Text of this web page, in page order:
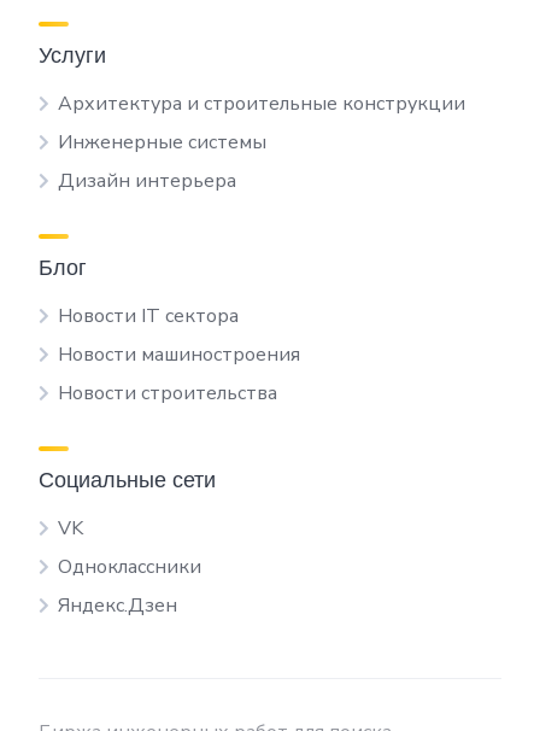
Услуги
Архитектура и строительные конструкции
Инженерные системы
Дизайн интерьера
Блог
Новости IT сектора
Новости машиностроения
Новости строительства
Социальные сети
VK
Одноклассники
Яндекс.Дзен